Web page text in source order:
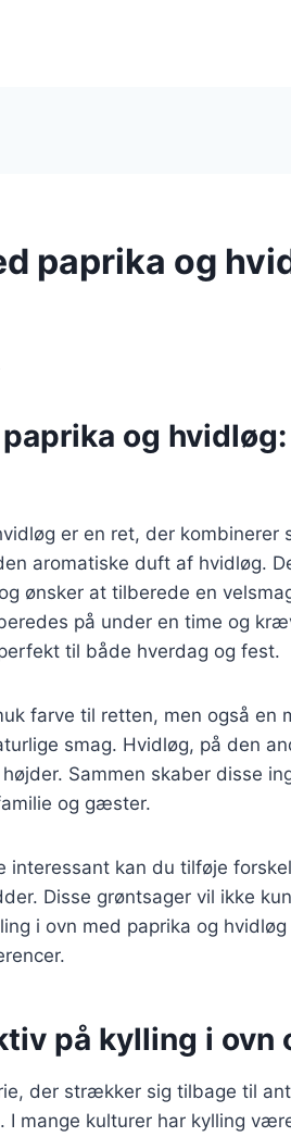
paprika og
og
er en ret, der kombinerer
aromatiske duft af hvidløg.
ønsker at tilberede en
på under en time og
til både hverdag og fest.
farve til retten, men også en
smag. Hvidløg, på den
Sammen skaber disse
og gæster.
interessant kan du tilføje
Disse grøntsager vil ikke
i ovn med paprika og
på kylling i ovn
der strækker sig tilbage til
I mange kulturer har kylling